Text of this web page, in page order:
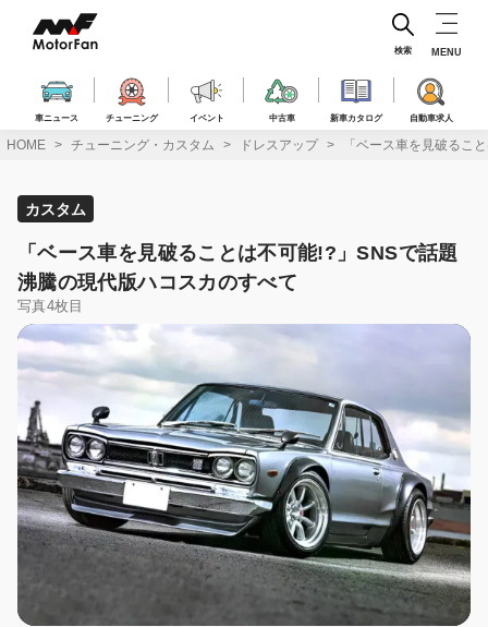
ス
車ニュース チューニング イベント 中古車 新車カタログ 自動車求人
検索 MENU
HOME チューニング・カスタム ドレスアップ 「ベース車を見破るこ
カスタム
「ベース車を見破ることは不可能!?」SNSで話題
沸騰の現代版ハコスカのすべて
写真4枚目